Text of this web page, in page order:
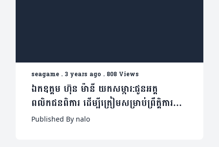
seagame . 3 years ago . 808 Views
ឯកឧត្តម ហ៊ុន ម៉ានី យកសម្ភារ:ជូនអត្ត
ពលិកជនពិការ ដើម្បីត្រៀមសម្រាប់ព្រឹត្តិការណ៍
សុីហ្គេម
Published By nalo